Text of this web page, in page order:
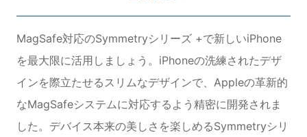
MagSafe対応のSymmetryシリーズ +で新しいiPhone
を最大限に活用しましょう。iPhoneの洗練されたデザ
インを際立たせるスリムなデザインで、Appleの革新的
なMagSafeシステムに対応するよう精密に開発されま
した。デバイス本来の美しさを楽しめるSymmetryシリ